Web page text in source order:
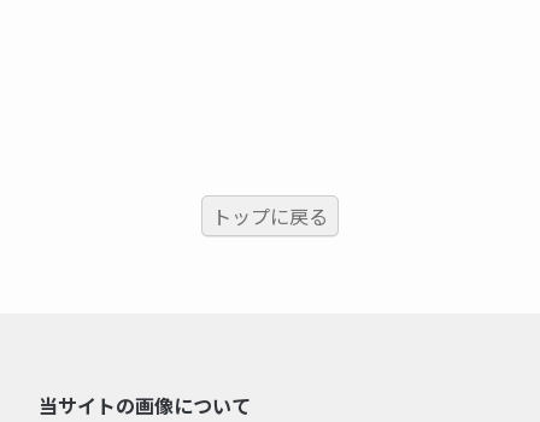
トップに戻る
当サイトの画像について